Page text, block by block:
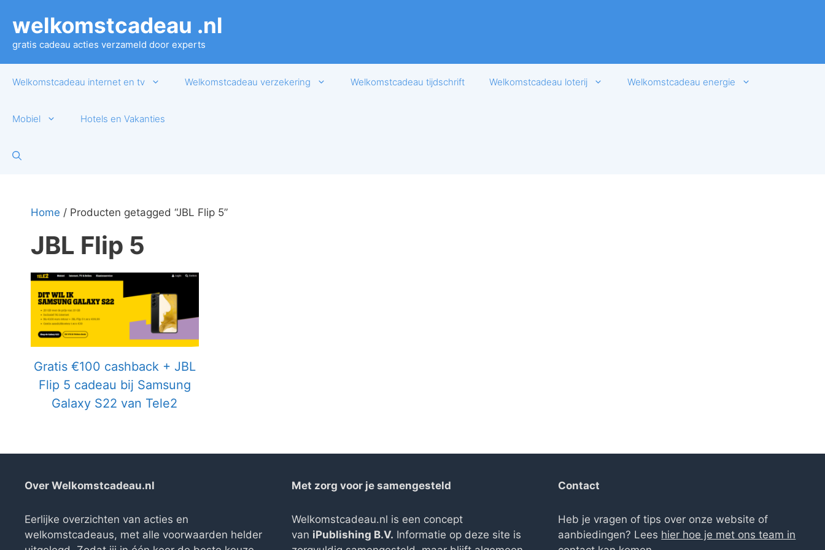
naar
inhoud
welkomstcadeau .nl
gratis cadeau acties verzameld door experts
Welkomstcadeau internet en tv Welkomstcadeau verzekering Welkomstcadeau tijdschrift Welkomstcadeau loterij Welkomstcadeau energie
Mobiel Hotels en Vakanties
Home / Producten getagged “JBL Flip 5”
JBL Flip 5
Gratis €100 cashback + JBL
Flip 5 cadeau bij Samsung
Galaxy S22 van Tele2
Over Welkomstcadeau.nl
Eerlijke overzichten van acties en
welkomstcadeaus, met alle voorwaarden helder
Met zorg voor je samengesteld
Welkomstcadeau.nl is een concept
van iPublishing B.V. Informatie op deze site is
Contact
Heb je vragen of tips over onze website of
aanbiedingen? Lees hier hoe je met ons team in